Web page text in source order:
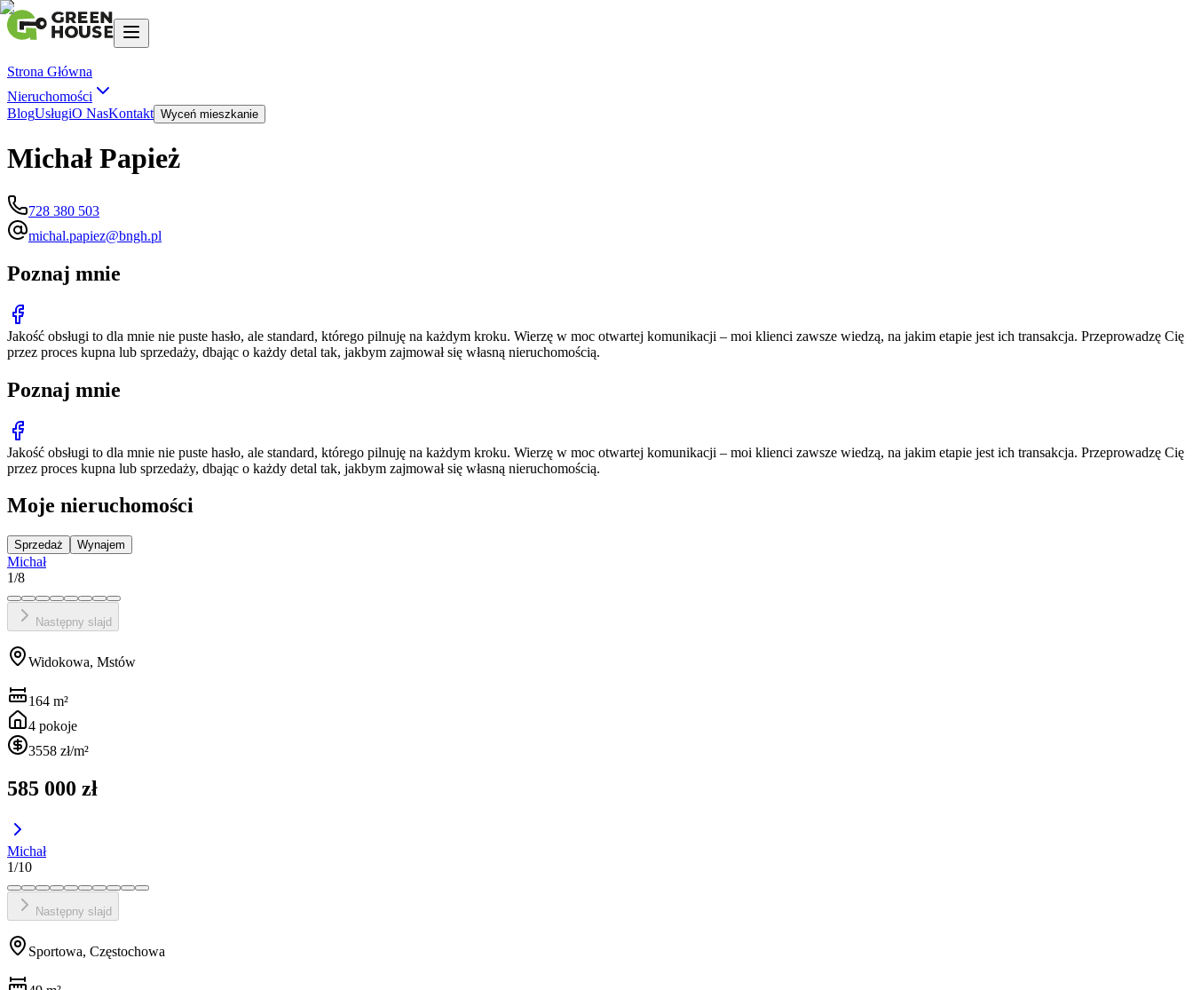
Strona Główna
Nieruchomości
BlogUsługiO NasKontakt Wyceń mieszkanie
Michał Papież
728 380 503
michal.papiez@bngh.pl
Poznaj mnie
Jakość obsługi to dla mnie nie puste hasło, ale standard, którego pilnuję na każdym kroku. Wierzę w moc otwartej komunikacji – moi klienci zawsze wiedzą, na jakim etapie jest ich transakcja. Przeprowadzę Cię
przez proces kupna lub sprzedaży, dbając o każdy detal tak, jakbym zajmował się własną nieruchomością.
Poznaj mnie
Jakość obsługi to dla mnie nie puste hasło, ale standard, którego pilnuję na każdym kroku. Wierzę w moc otwartej komunikacji – moi klienci zawsze wiedzą, na jakim etapie jest ich transakcja. Przeprowadzę Cię
przez proces kupna lub sprzedaży, dbając o każdy detal tak, jakbym zajmował się własną nieruchomością.
Moje nieruchomości
Sprzedaż Wynajem
Michał
1/8
Następny slajd
Widokowa, Mstów
164 m²
4 pokoje
3558 zł/m²
585 000 zł
Michał
1/10
Następny slajd
Sportowa, Częstochowa